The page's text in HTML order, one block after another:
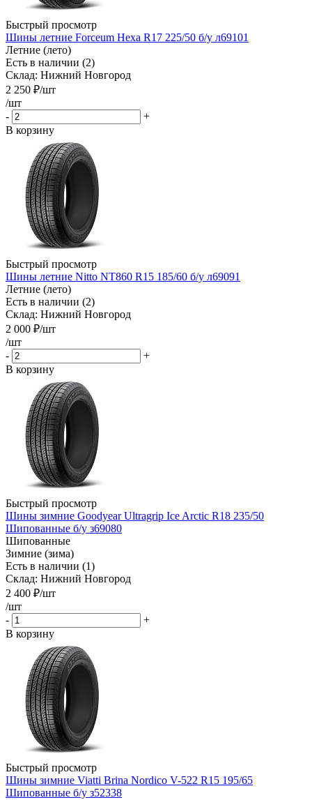
Быстрый просмотр
Шины летние Forceum Hexa R17 225/50 б/у л69101
Летние (лето)
Есть в наличии (2)
Склад: Нижний Новгород
2 250 ₽/шт
/шт
-
+
В корзину
Быстрый просмотр
Шины летние Nitto NT860 R15 185/60 б/у л69091
Летние (лето)
Есть в наличии (2)
Склад: Нижний Новгород
2 000 ₽/шт
/шт
-
+
В корзину
Быстрый просмотр
Шины зимние Goodyear Ultragrip Ice Arctic R18 235/50
Шипованные б/у з69080
Шипованные
Зимние (зима)
Есть в наличии (1)
Склад: Нижний Новгород
2 400 ₽/шт
/шт
-
+
В корзину
Быстрый просмотр
Шины зимние Viatti Brina Nordico V-522 R15 195/65
Шипованные б/у з52338